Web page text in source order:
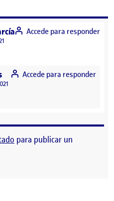
UNIVERSAL
says:Accede para responder
says: Accede para responder
para publicar un